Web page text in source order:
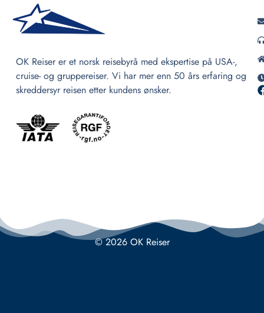
OK Reiser er et norsk reisebyrå med ekspertise på USA-,
cruise- og gruppereiser. Vi har mer enn 50 års erfaring og
skreddersyr reisen etter kundens ønsker.
© 2026 OK Reiser